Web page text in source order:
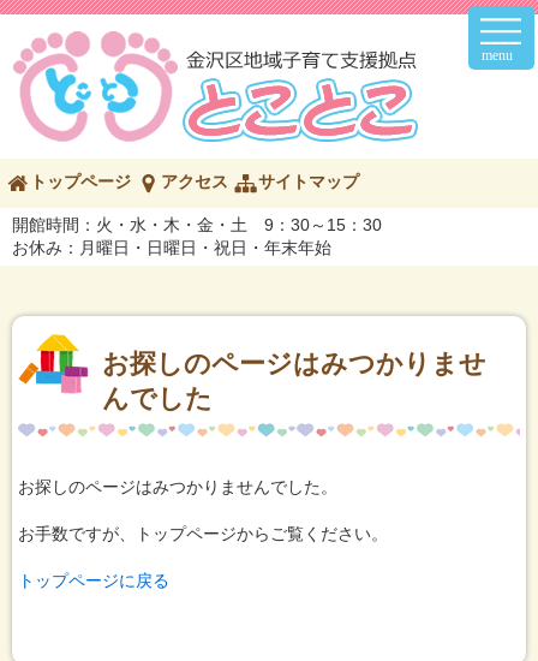
メ
メ
の
ペ
ー
ジ
容
トップページ アクセス サイトマップ
開館時間：火・水・木・金・土 9：30～15：30
お休み：月曜日・日曜日・祝日・年末年始
お探しのページはみつかりませ
んでした
お探しのページはみつかりませんでした。
お手数ですが、トップページからご覧ください。
トップページに戻る